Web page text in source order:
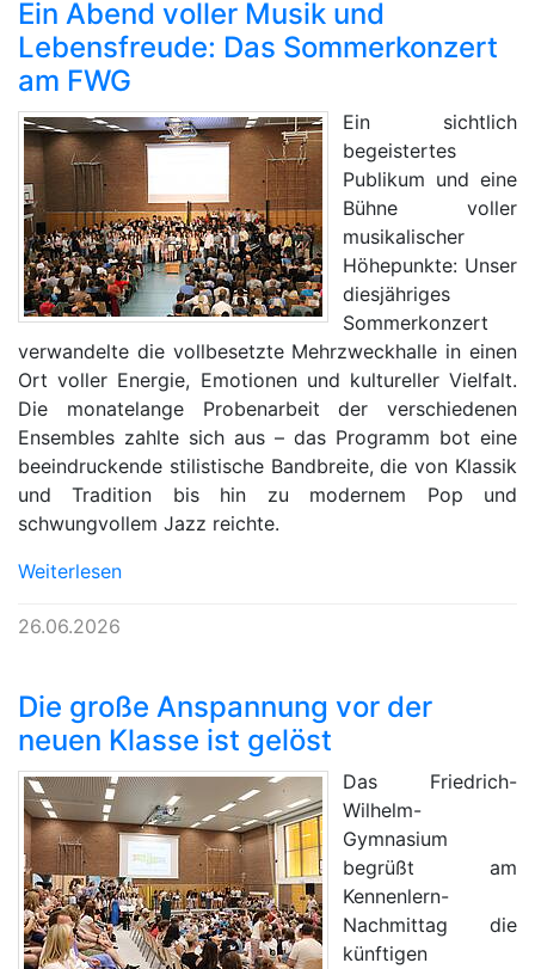
Ein Abend voller Musik und
Lebensfreude: Das Sommerkonzert
am FWG
Ein sichtlich
begeistertes
Publikum und eine
Bühne voller
musikalischer
Höhepunkte: Unser
diesjähriges
Sommerkonzert
verwandelte die vollbesetzte Mehrzweckhalle in einen
Ort voller Energie, Emotionen und kultureller Vielfalt.
Die monatelange Probenarbeit der verschiedenen
Ensembles zahlte sich aus – das Programm bot eine
beeindruckende stilistische Bandbreite, die von Klassik
und Tradition bis hin zu modernem Pop und
schwungvollem Jazz reichte.
Weiterlesen
26.06.2026
Die große Anspannung vor der
neuen Klasse ist gelöst
Das Friedrich-
Wilhelm-
Gymnasium
begrüßt am
Kennenlern-
Nachmittag die
künftigen